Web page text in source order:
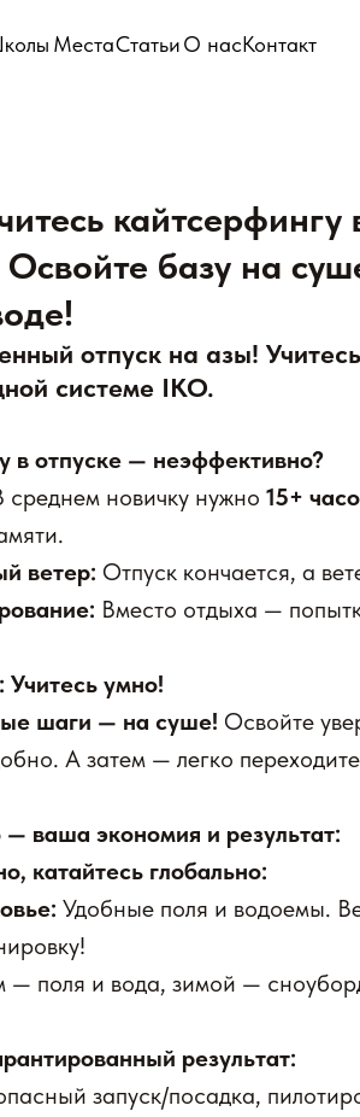
МестаСтатьиО насКонтакт
кайтсерфингу
базу на
отпуск на азы!
системе IKO.
в отпуске — неэффективно?
среднем новичку нужно 15+
ветер: Отпуск кончается, а
Вместо отдыха —
умно!
шаги — на суше! Освойте
А затем — легко
ваша экономия и результат:
катайтесь глобально:
Удобные поля и водоемы.
— поля и вода, зимой —
результат:
запуск/посадка,